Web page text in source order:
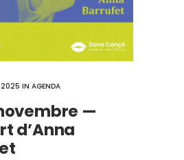
2025 IN AGENDA
—
d’Anna